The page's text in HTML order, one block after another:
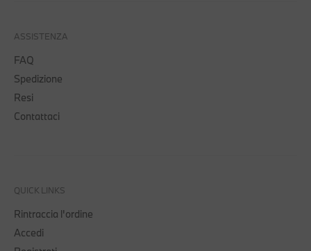
ASSISTENZA
FAQ
Spedizione
Resi
Contattaci
QUICK LINKS
Rintraccia l'ordine
Accedi